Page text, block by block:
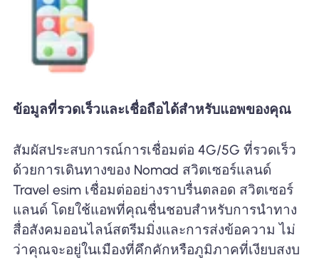
ข้อมูลที่รวดเร็วและเชื่อถือได้สำหรับแอพของคุณ
สัมผัสประสบการณ์การเชื่อมต่อ 4G/5G ที่รวดเร็ว
ด้วยการเดินทางของ Nomad สวิตเซอร์แลนด์
Travel esim เชื่อมต่ออย่างราบรื่นตลอด สวิตเซอร์
แลนด์ โดยใช้แอพที่คุณชื่นชอบสำหรับการนำทาง
สื่อสังคมออนไลน์สตรีมมิ่งและการส่งข้อความ ไม่
ว่าคุณจะอยู่ในเมืองที่คึกคักหรือภูมิภาคที่เงียบสงบ